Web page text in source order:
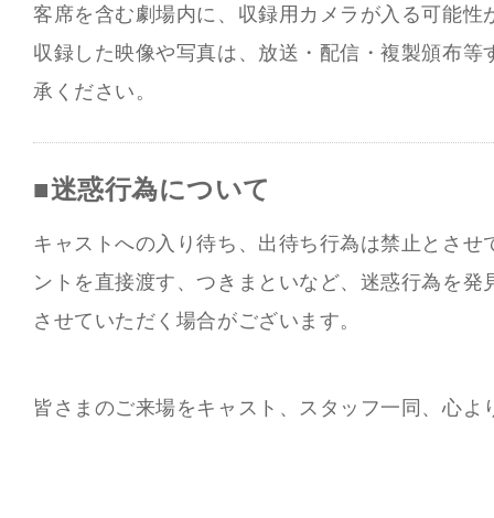
客席を含む劇場内に、収録用カメラが入る可能性
収録した映像や写真は、放送・配信・複製頒布
承ください。
■迷惑行為について
キャストへの入り待ち、出待ち行為は禁止とさ
ントを直接渡す、つきまといなど、迷惑行為を
させていただく場合がございます。
皆さまのご来場をキャスト、スタッフ一同、心よ